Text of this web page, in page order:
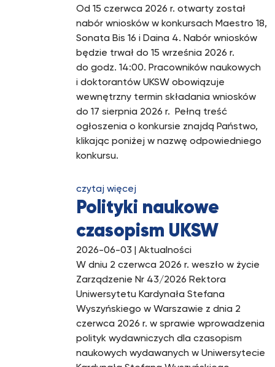
Od 15 czerwca 2026 r. otwarty został
nabór wniosków w konkursach Maestro 18,
Sonata Bis 16 i Daina 4. Nabór wniosków
będzie trwał do 15 września 2026 r.
do godz. 14:00. Pracowników naukowych
i doktorantów UKSW obowiązuje
wewnętrzny termin składania wniosków
do 17 sierpnia 2026 r. Pełną treść
ogłoszenia o konkursie znajdą Państwo,
klikając poniżej w nazwę odpowiedniego
konkursu.
czytaj więcej
Polityki naukowe
czasopism UKSW
2026-06-03 | Aktualności
W dniu 2 czerwca 2026 r. weszło w życie
Zarządzenie Nr 43/2026 Rektora
Uniwersytetu Kardynała Stefana
Wyszyńskiego w Warszawie z dnia 2
czerwca 2026 r. w sprawie wprowadzenia
polityk wydawniczych dla czasopism
naukowych wydawanych w Uniwersytecie